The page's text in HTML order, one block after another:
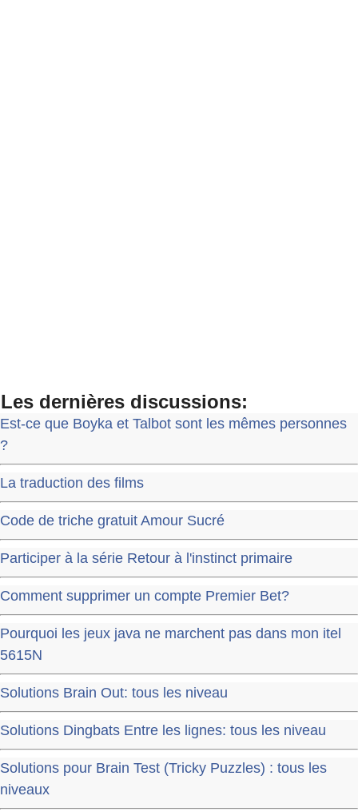
Les dernières discussions:
Est-ce que Boyka et Talbot sont les mêmes personnes
?
La traduction des films
Code de triche gratuit Amour Sucré
Participer à la série Retour à l'instinct primaire
Comment supprimer un compte Premier Bet?
Pourquoi les jeux java ne marchent pas dans mon itel
5615N
Solutions Brain Out: tous les niveau
Solutions Dingbats Entre les lignes: tous les niveau
Solutions pour Brain Test (Tricky Puzzles) : tous les
niveaux